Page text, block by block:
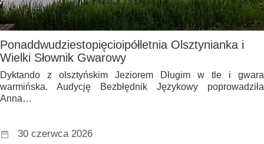
Ponaddwudziestopięcioipółletnia Olsztynianka i
Wielki Słownik Gwarowy
Dyktando z olsztyńskim Jeziorem Długim w tle i gwara
warmińska. Audycję Bezbłędnik Językowy poprowadziła
Anna…
30 czerwca 2026